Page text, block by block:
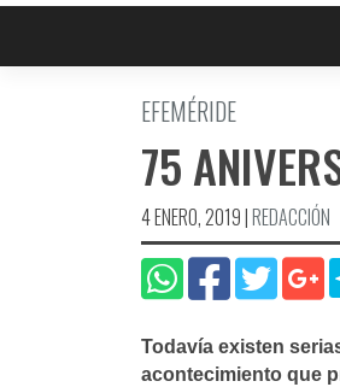
EFEMÉRIDE
75
4 ENERO, 2019|REDACCIÓN
Todaví­a existen
acontecimiento que